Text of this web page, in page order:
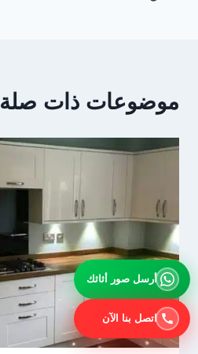
موضوعات ذات صلة
أرسل صور أثاثك
اتصل بنا الآن